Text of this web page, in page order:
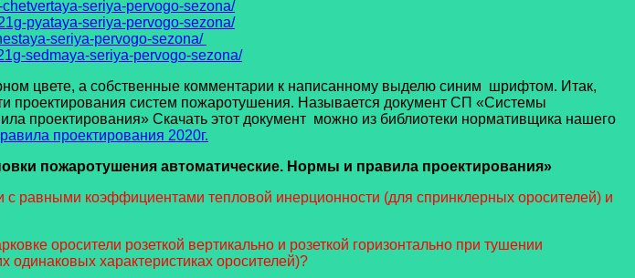
seriya-pervogo-sezona/
pyataya-seriya-pervogo-sezona/
seriya-pervogo-sezona/
sedmaya-seriya-pervogo-sezona/
цвете, а собственные комментарии к написанному выделю синим шрифтом. Итак,
систем пожаротушения. Называется документ СП «Системы
проектирования» Скачать этот документ можно из библиотеки нормативщика нашего
проектирования 2020г.
пожаротушения автоматические. Нормы и правила проектирования»
равными коэффициентами тепловой инерционности (для спринклерных оросителей) и
оросители розеткой вертикально и розеткой горизонтально при тушении
характеристиках оросителей)?